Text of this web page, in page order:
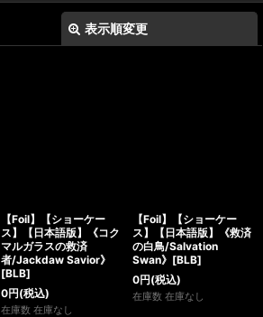
表示順変更
【Foil】【ショーケー
ス】【日本語版】《コク
マルガラスの救済
者/Jackdaw Savior》
[BLB]
0円(税込)
在庫数 在庫なし
【Foil】【ショーケー
ス】【日本語版】《救済
の白鳥/Salvation
Swan》[BLB]
0円(税込)
在庫数 在庫なし